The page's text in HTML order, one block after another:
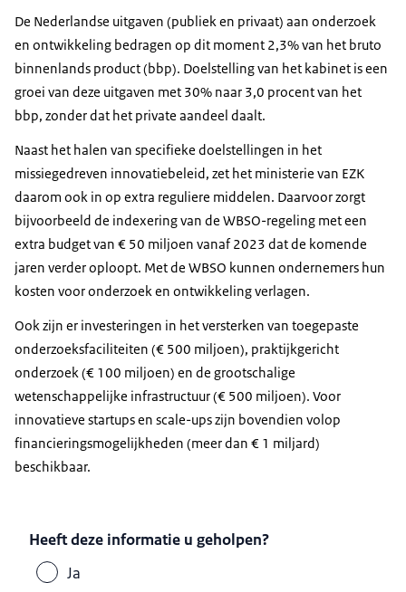
De Nederlandse uitgaven (publiek en privaat) aan onderzoek
en ontwikkeling bedragen op dit moment 2,3% van het bruto
binnenlands product (bbp). Doelstelling van het kabinet is een
groei van deze uitgaven met 30% naar 3,0 procent van het
bbp, zonder dat het private aandeel daalt.
Naast het halen van specifieke doelstellingen in het
missiegedreven innovatiebeleid, zet het ministerie van EZK
daarom ook in op extra reguliere middelen. Daarvoor zorgt
bijvoorbeeld de indexering van de WBSO-regeling met een
extra budget van € 50 miljoen vanaf 2023 dat de komende
jaren verder oploopt. Met de WBSO kunnen ondernemers hun
kosten voor onderzoek en ontwikkeling verlagen.
Ook zijn er investeringen in het versterken van toegepaste
onderzoeksfaciliteiten (€ 500 miljoen), praktijkgericht
onderzoek (€ 100 miljoen) en de grootschalige
wetenschappelijke infrastructuur (€ 500 miljoen). Voor
innovatieve startups en scale-ups zijn bovendien volop
financieringsmogelijkheden (meer dan € 1 miljard)
beschikbaar.
Heeft deze informatie u geholpen?
Ja